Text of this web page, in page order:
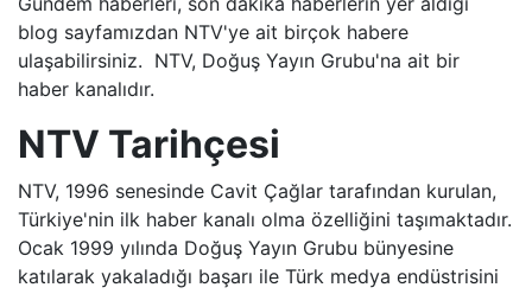
TRT BELGESEL
HT SPOR
DMAX
TLC
BLOOMBERG HT
blog sayfamızdan NTV'ye ait birçok habere
ulaşabilirsiniz. NTV, Doğuş Yayın Grubu'na ait bir
haber kanalıdır.
NTV Tarihçesi
NTV, 1996 senesinde Cavit Çağlar tarafından kurulan,
Türkiye'nin ilk haber kanalı olma özelliğini taşımaktadır.
Ocak 1999 yılında Doğuş Yayın Grubu bünyesine
katılarak yakaladığı başarı ile Türk medya endüstrisini